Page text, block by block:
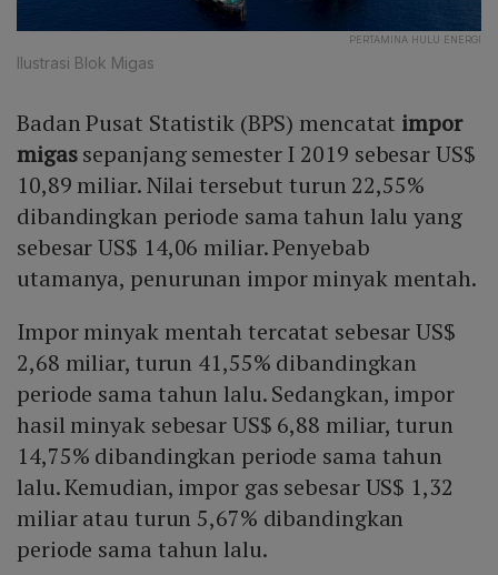
PERTAMINA HULU ENERGI
Ilustrasi Blok Migas
Badan Pusat Statistik (BPS) mencatat impor
migassepanjang semester I 2019 sebesar US$
10,89 miliar. Nilai tersebut turun 22,55%
dibandingkan periode sama tahun lalu yang
sebesar US$ 14,06 miliar. Penyebab
utamanya, penurunan impor minyak mentah.
Impor minyak mentah tercatat sebesar US$
2,68 miliar, turun 41,55% dibandingkan
periode sama tahun lalu. Sedangkan, impor
hasil minyak sebesar US$ 6,88 miliar, turun
14,75% dibandingkan periode sama tahun
lalu. Kemudian, impor gas sebesar US$ 1,32
miliar atau turun 5,67% dibandingkan
periode sama tahun lalu.